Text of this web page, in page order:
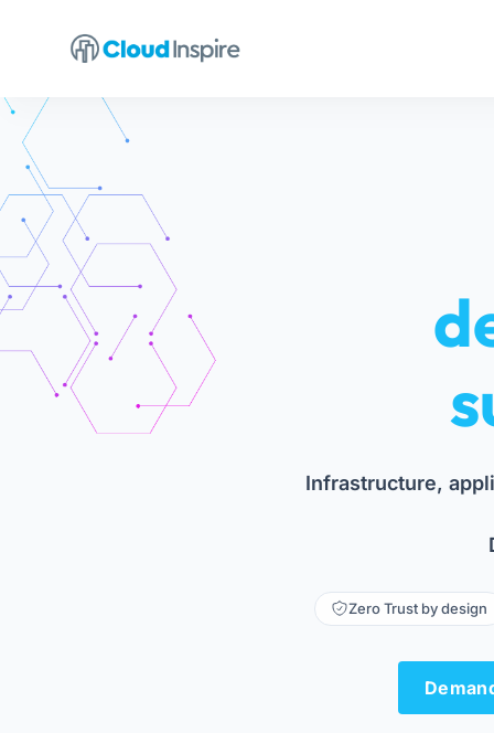
Infrastructure,
Zero Trust by design